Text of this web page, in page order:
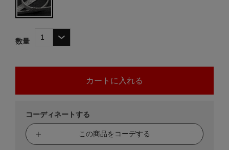
数量
コーディネートする
この商品をコーデする